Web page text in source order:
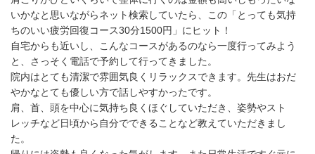
いかなと思いながらネット検索していたら、この「とっても気持
ちのいい疲労回復コース30分1500円」にヒット！
自宅からも近いし、こんなコースがあるのなら一度行ってみよう
と、さっそく電話で予約して行ってきました。
院内はとても清潔で雰囲気良くリラックスできます。先生はおだ
やかなとても優しい方で話しやすかったです。
肩、首、頭を中心に気持ち良くほぐしていただき、姿勢やスト
レッチなど日頃から自分でできることなど教えていただきまし
た。